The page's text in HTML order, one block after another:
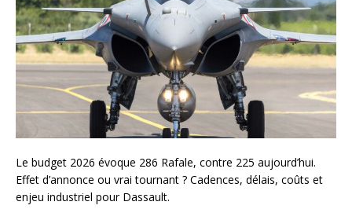
Le budget 2026 évoque 286 Rafale, contre 225 aujourd’hui.
Effet d’annonce ou vrai tournant ? Cadences, délais, coûts et
enjeu industriel pour Dassault.